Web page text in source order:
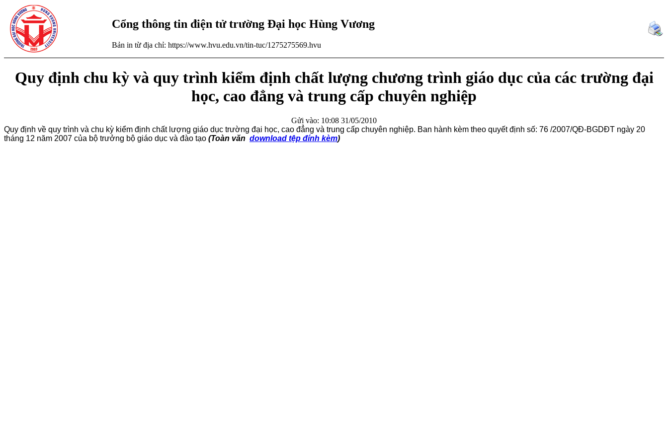
Cổng thông tin điện tử trường Đại học Hùng Vương
Bản in từ địa chỉ: https://www.hvu.edu.vn/tin-tuc/1275275569.hvu
Quy định chu kỳ và quy trình kiểm định chất lượng chương trình giáo dục của các trường đại
học, cao đẳng và trung cấp chuyên nghiệp
Gửi vào: 10:08 31/05/2010
Quy định về quy trình và chu kỳ kiểm định chất lượng giáo dục trường đại học, cao đẳng và trung cấp chuyên nghiệp. Ban hành kèm theo quyết định số: 76 /2007/QĐ-BGDĐT ngày 20
tháng 12 năm 2007 của bộ trưởng bộ giáo dục và đào tạo (Toàn văn download tệp đính kèm)